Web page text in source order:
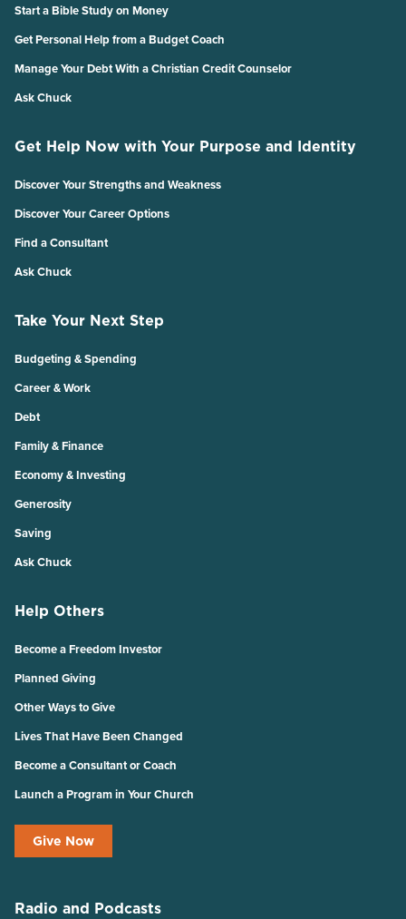
Start a Bible Study on Money
Get Personal Help from a Budget Coach
Manage Your Debt With a Christian Credit Counselor
Ask Chuck
Get Help Now with Your Purpose and Identity
Discover Your Strengths and Weakness
Discover Your Career Options
Find a Consultant
Ask Chuck
Take Your Next Step
Budgeting & Spending
Career & Work
Debt
Family & Finance
Economy & Investing
Generosity
Saving
Ask Chuck
Help Others
Become a Freedom Investor
Planned Giving
Other Ways to Give
Lives That Have Been Changed
Become a Consultant or Coach
Launch a Program in Your Church
Give Now
Radio and Podcasts